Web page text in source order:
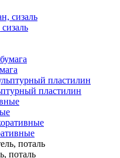
пластилин
поталь